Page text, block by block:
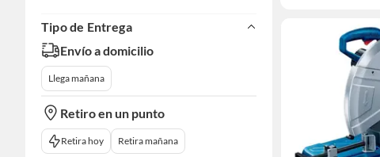
Tipo de Entrega
Envío a domicilio
Llega mañana
Retiro en un punto
Retira hoy Retira mañana